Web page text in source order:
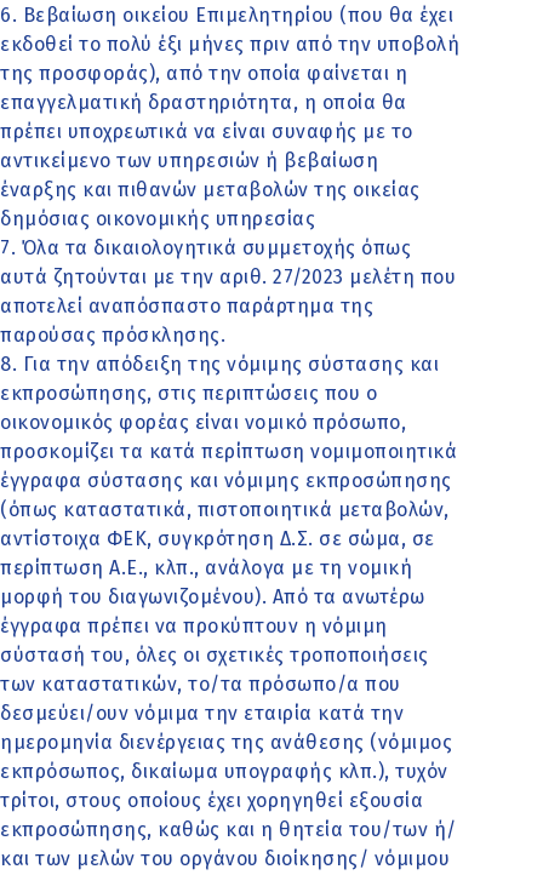
6. Βεβαίωση οικείου Επιμελητηρίου (που θα έχει
εκδοθεί το πολύ έξι μήνες πριν από την υποβολή
της προσφοράς), από την οποία φαίνεται η
επαγγελματική δραστηριότητα, η οποία θα
πρέπει υποχρεωτικά να είναι συναφής με το
αντικείμενο των υπηρεσιών ή βεβαίωση
έναρξης και πιθανών μεταβολών της οικείας
δημόσιας οικονομικής υπηρεσίας
7. Όλα τα δικαιολογητικά συμμετοχής όπως
αυτά ζητούνται με την αριθ. 27/2023 μελέτη που
αποτελεί αναπόσπαστο παράρτημα της
παρούσας πρόσκλησης.
8. Για την απόδειξη της νόμιμης σύστασης και
εκπροσώπησης, στις περιπτώσεις που ο
οικονομικός φορέας είναι νομικό πρόσωπο,
προσκομίζει τα κατά περίπτωση νομιμοποιητικά
έγγραφα σύστασης και νόμιμης εκπροσώπησης
(όπως καταστατικά, πιστοποιητικά μεταβολών,
αντίστοιχα ΦΕΚ, συγκρότηση Δ.Σ. σε σώμα, σε
περίπτωση Α.Ε., κλπ., ανάλογα με τη νομική
μορφή του διαγωνιζομένου). Από τα ανωτέρω
έγγραφα πρέπει να προκύπτουν η νόμιμη
σύστασή του, όλες οι σχετικές τροποποιήσεις
των καταστατικών, το/τα πρόσωπο/α που
δεσμεύει/ουν νόμιμα την εταιρία κατά την
ημερομηνία διενέργειας της ανάθεσης (νόμιμος
εκπρόσωπος, δικαίωμα υπογραφής κλπ.), τυχόν
τρίτοι, στους οποίους έχει χορηγηθεί εξουσία
εκπροσώπησης, καθώς και η θητεία του/των ή/
και των μελών του οργάνου διοίκησης/ νόμιμου